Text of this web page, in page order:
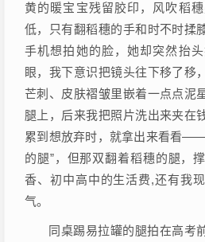
黄的暖宝宝残留胶印，风吹稻
低，只有翻稻穗的手和时不时揉
手机想拍她的脸，她却突然抬
眼，我下意识把镜头往下移了移
芒刺、皮肤褶皱里嵌着一点点泥
腿上，后来我把照片洗出来夹在
累到想放弃时，就拿出来看看
的腿”，但那双翻着稻穗的腿，
香、初中高中的生活费,还有我
气。
同桌踢易拉罐的腿拍在高考